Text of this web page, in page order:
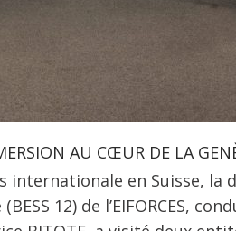
AU CŒUR DE LA
internationale en Suisse, la
12) de l’EIFORCES,